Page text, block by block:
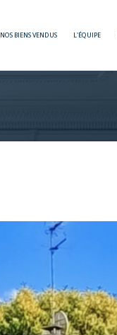
NOS BIENS VENDUS L'ÉQUIPE